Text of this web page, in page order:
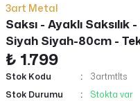
3art Metal
Saksı - Ayaklı
Siyah Siyah-80cm -
₺ 1.799
Stok Kodu
3artmtlts
Stok Durumu
Stokta var